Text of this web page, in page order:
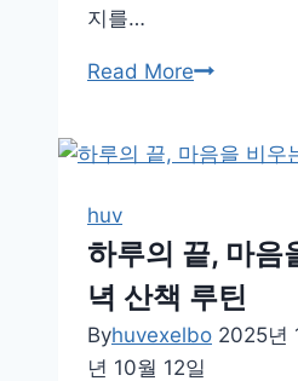
지를…
Read More눈
곤
답
답
할
때
huv
하루의 끝, 마음
녁 산책 루틴
Byhuvexelbo 2025년
년 10월 12일